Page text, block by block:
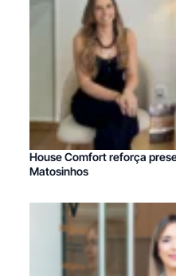
House Comfort reforça
Matosinhos